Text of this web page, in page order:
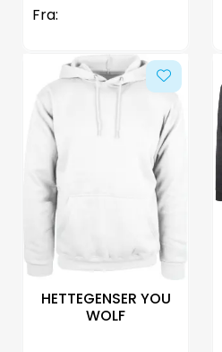
Fra:
HETTEGENSER YOU
WOLF